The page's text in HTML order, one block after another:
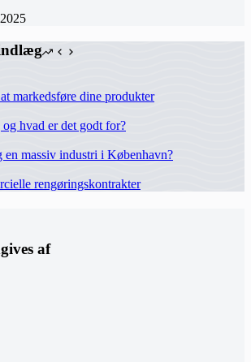
markedsføre dine produkter
hvad er det godt for?
en massiv industri i København?
rengøringskontrakter
af